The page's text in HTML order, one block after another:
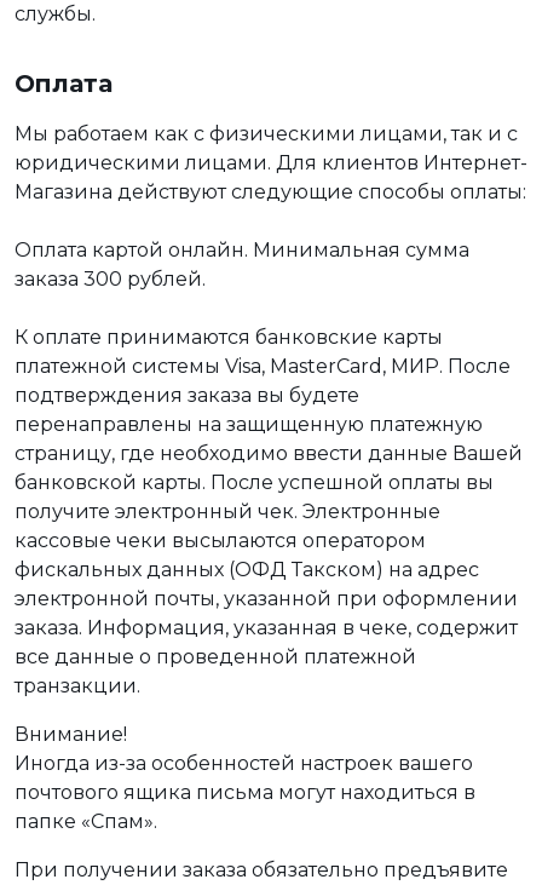
службы.
Оплата
Мы работаем как с физическими лицами, так и с
юридическими лицами. Для клиентов Интернет-
Магазина действуют следующие способы оплаты:
Оплата картой онлайн. Минимальная сумма
заказа 300 рублей.
К оплате принимаются банковские карты
платежной системы Visa, MasterCard, МИР. После
подтверждения заказа вы будете
перенаправлены на защищенную платежную
страницу, где необходимо ввести данные Вашей
банковской карты. После успешной оплаты вы
получите электронный чек. Электронные
кассовые чеки высылаются оператором
фискальных данных (ОФД Такском) на адрес
электронной почты, указанной при оформлении
заказа. Информация, указанная в чеке, содержит
все данные о проведенной платежной
транзакции.
Внимание!
Иногда из-за особенностей настроек вашего
почтового ящика письма могут находиться в
папке «Спам».
При получении заказа обязательно предъявите